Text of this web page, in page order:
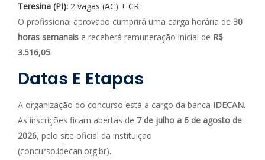
Teresina (PI): 2 vagas (AC) + CR
O profissional aprovado cumprirá uma carga horária de 30
horas semanais e receberá remuneração inicial de R$
3.516,05.
Datas E Etapas
A organização do concurso está a cargo da banca IDECAN.
As inscrições ficam abertas de 7 de julho a 6 de agosto de
2026, pelo site oficial da instituição
(concurso.idecan.org.br).